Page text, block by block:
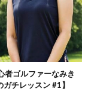
者ゴルファーなみき
チレッスン #1】